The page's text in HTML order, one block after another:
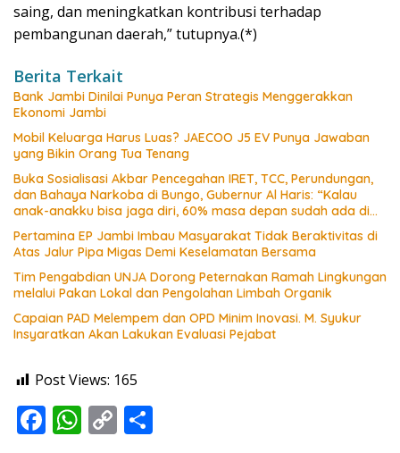
saing, dan meningkatkan kontribusi terhadap
pembangunan daerah,” tutupnya.(*)
Berita Terkait
Bank Jambi Dinilai Punya Peran Strategis Menggerakkan
Ekonomi Jambi
Mobil Keluarga Harus Luas? JAECOO J5 EV Punya Jawaban
yang Bikin Orang Tua Tenang
Buka Sosialisasi Akbar Pencegahan IRET, TCC, Perundungan,
dan Bahaya Narkoba di Bungo, Gubernur Al Haris: “Kalau
anak-anakku bisa jaga diri, 60% masa depan sudah ada di
Pertamina EP Jambi Imbau Masyarakat Tidak Beraktivitas di
Atas Jalur Pipa Migas Demi Keselamatan Bersama
Tim Pengabdian UNJA Dorong Peternakan Ramah Lingkungan
melalui Pakan Lokal dan Pengolahan Limbah Organik
Capaian PAD Melempem dan OPD Minim Inovasi. M. Syukur
Insyaratkan Akan Lakukan Evaluasi Pejabat
Post Views: 165
F W C